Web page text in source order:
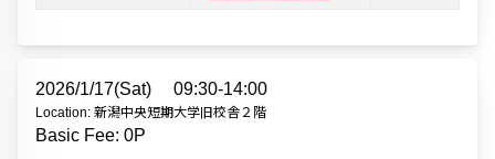
2026/1/17(Sat) 09:30-14:00
Location: 新潟中央短期大学旧校舎２階
Basic Fee: 0P